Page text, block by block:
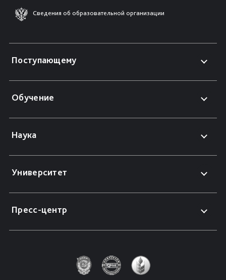
Сведения об образовательной организации
Поступающему
Обучение
Наука
Университет
Пресс-центр